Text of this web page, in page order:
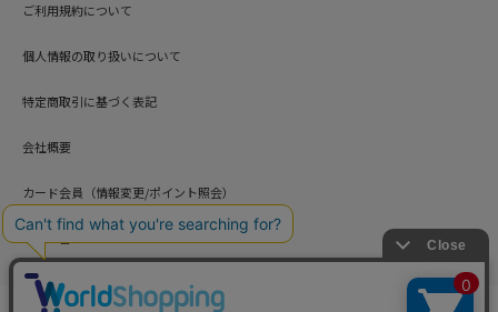
ご利用規約について
個人情報の取り扱いについて
特定商取引に基づく表記
会社概要
カード会員（情報変更/ポイント照会）